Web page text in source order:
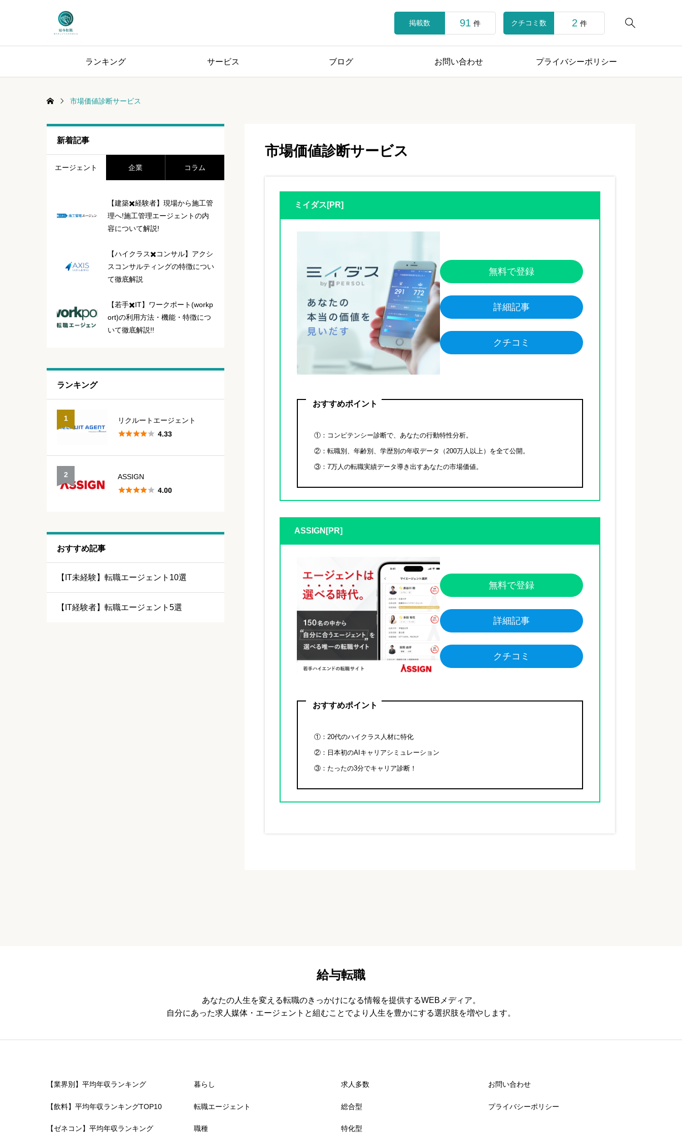

掲載数 91 件 クチコミ数 2 件
ランキング サービス ブログ お問い合わせ プライバシーポリシー
市場価値診断サービス
市場価値診断サービス
ミイダス[PR]
無料で登録
詳細記事
クチコミ
おすすめポイント
①：コンピテンシー診断で、あなたの行動特性分析。
②：転職別、年齢別、学歴別の年収データ（200万人以上）を全て公開。
③：7万人の転職実績データ導き出すあなたの市場価値。
ASSIGN[PR]
無料で登録
詳細記事
クチコミ
おすすめポイント
①：20代のハイクラス人材に特化
②：日本初のAIキャリアシミュレーション
③：たったの3分でキャリア診断！
新着記事
エージェント 企業 コラム
【建築✖️経験者】現場から施工管
理へ!施工管理エージェントの内
容について解説!
【ハイクラス✖️コンサル】アクシ
スコンサルティングの特徴につい
て徹底解説
【若手✖️IT】ワークポート(workp
ort)の利用方法・機能・特徴につ
いて徹底解説!!
ランキング
1
リクルートエージェント
 4.33
2
ASSIGN
 4.00
おすすめ記事
【IT未経験】転職エージェント10選
【IT経験者】転職エージェント5選
給与転職
あなたの人生を変える転職のきっかけになる情報を提供するWEBメディア。
自分にあった求人媒体・エージェントと組むことでより人生を豊かにする選択肢を増やします。
【業界別】平均年収ランキング
【飲料】平均年収ランキングTOP10
【ゼネコン】平均年収ランキング
暮らし
転職エージェント
職種
求人多数
総合型
特化型
お問い合わせ
プライバシーポリシー